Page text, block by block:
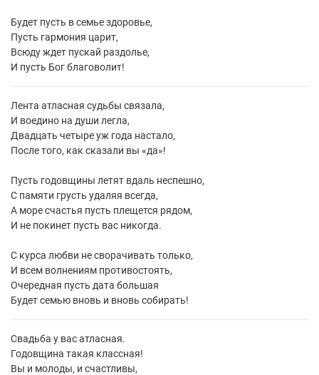
Будет пусть в семье здоровье,
Пусть гармония царит,
Всюду ждет пускай раздолье,
И пусть Бог благоволит!
Лента атласная судьбы связала,
И воедино на души легла,
Двадцать четыре уж года настало,
После того, как сказали вы «да»!
Пусть годовщины летят вдаль неспешно,
С памяти грусть удаляя всегда,
А море счастья пусть плещется рядом,
И не покинет пусть вас никогда.
С курса любви не сворачивать только,
И всем волнениям противостоять,
Очередная пусть дата большая
Будет семью вновь и вновь собирать!
Свадьба у вас атласная.
Годовщина такая классная!
Вы и молоды, и счастливы,